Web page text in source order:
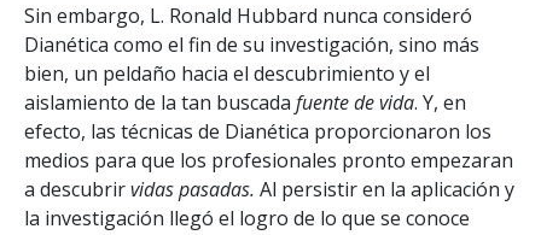
Sin embargo, L. Ronald Hubbard nunca consideró
Dianética como el fin de su investigación, sino más
bien, un peldaño hacia el descubrimiento y el
aislamiento de la tan buscada fuente de vida. Y, en
efecto, las técnicas de Dianética proporcionaron los
medios para que los profesionales pronto empezaran
a descubrirvidas pasadas. Al persistir en la aplicación y
la investigación llegó el logro de lo que se conoce